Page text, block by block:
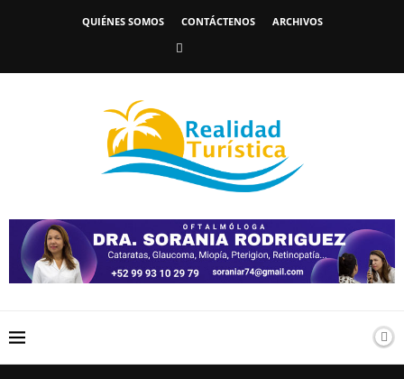
QUIÉNES SOMOS CONTÁCTENOS ARCHIVOS